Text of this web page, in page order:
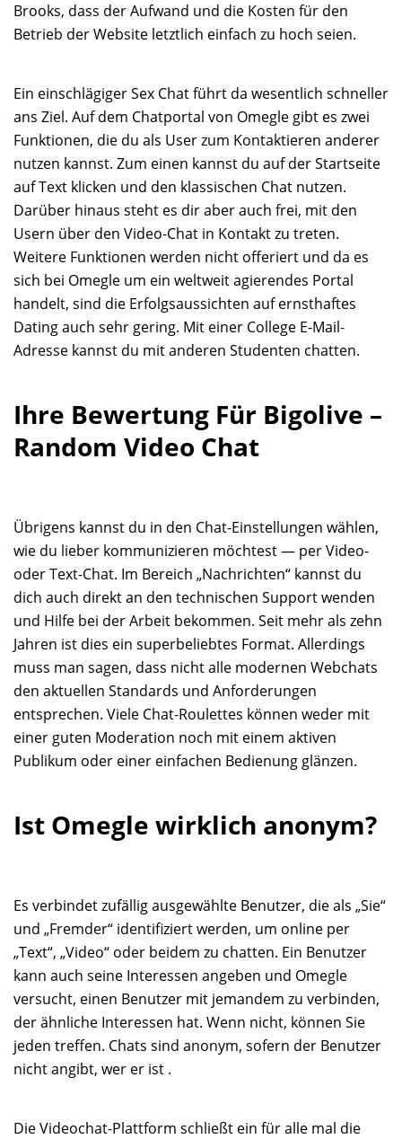
Brooks, dass der Aufwand und die Kosten für den
Betrieb der Website letztlich einfach zu hoch seien.
Ein einschlägiger Sex Chat führt da wesentlich schneller
ans Ziel. Auf dem Chatportal von Omegle gibt es zwei
Funktionen, die du als User zum Kontaktieren anderer
nutzen kannst. Zum einen kannst du auf der Startseite
auf Text klicken und den klassischen Chat nutzen.
Darüber hinaus steht es dir aber auch frei, mit den
Usern über den Video-Chat in Kontakt zu treten.
Weitere Funktionen werden nicht offeriert und da es
sich bei Omegle um ein weltweit agierendes Portal
handelt, sind die Erfolgsaussichten auf ernsthaftes
Dating auch sehr gering. Mit einer College E-Mail-
Adresse kannst du mit anderen Studenten chatten.
Ihre Bewertung Für Bigolive –
Random Video Chat
Übrigens kannst du in den Chat-Einstellungen wählen,
wie du lieber kommunizieren möchtest — per Video-
oder Text-Chat. Im Bereich „Nachrichten“ kannst du
dich auch direkt an den technischen Support wenden
und Hilfe bei der Arbeit bekommen. Seit mehr als zehn
Jahren ist dies ein superbeliebtes Format. Allerdings
muss man sagen, dass nicht alle modernen Webchats
den aktuellen Standards und Anforderungen
entsprechen. Viele Chat-Roulettes können weder mit
einer guten Moderation noch mit einem aktiven
Publikum oder einer einfachen Bedienung glänzen.
Ist Omegle wirklich anonym?
Es verbindet zufällig ausgewählte Benutzer, die als „Sie“
und „Fremder“ identifiziert werden, um online per
„Text“, „Video“ oder beidem zu chatten. Ein Benutzer
kann auch seine Interessen angeben und Omegle
versucht, einen Benutzer mit jemandem zu verbinden,
der ähnliche Interessen hat. Wenn nicht, können Sie
jeden treffen. Chats sind anonym, sofern der Benutzer
nicht angibt, wer er ist .
Die Videochat-Plattform schließt ein für alle mal die